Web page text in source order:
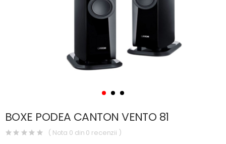
BOXE PODEA CANTON VENTO 81
( Nota 0 din 0 recenzii )